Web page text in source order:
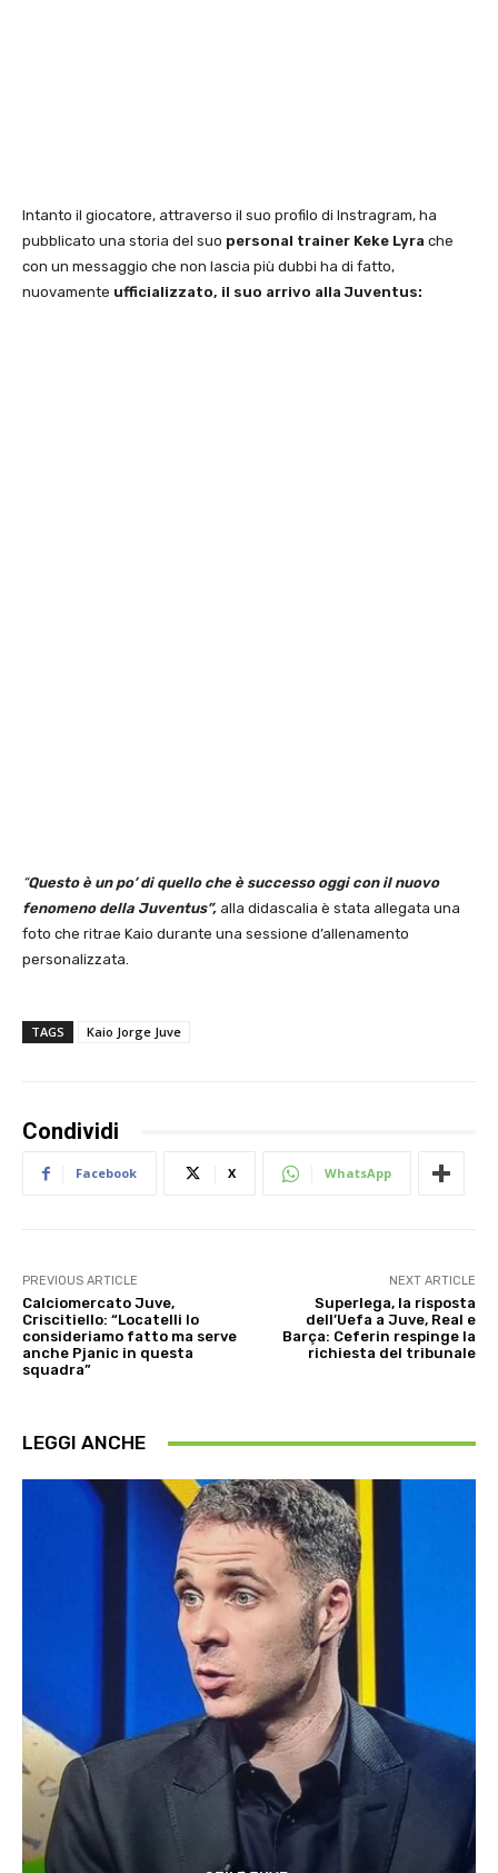
Intanto il giocatore, attraverso il suo profilo di Instragram, ha
pubblicato una storia del suo personal trainer Keke Lyra che
con un messaggio che non lascia più dubbi ha di fatto,
nuovamente ufficializzato, il suo arrivo alla Juventus:
“Questo è un po’ di quello che è successo oggi con il nuovo
fenomeno della Juventus”, alla didascalia è stata allegata una
foto che ritrae Kaio durante una sessione d’allenamento
personalizzata.
TAGS Kaio Jorge Juve
Condividi
Facebook X WhatsApp
PREVIOUS ARTICLE
Calciomercato Juve,
Criscitiello: “Locatelli lo
consideriamo fatto ma serve
anche Pjanic in questa
squadra”
NEXT ARTICLE
Superlega, la risposta
dell’Uefa a Juve, Real e
Barça: Ceferin respinge la
richiesta del tribunale
LEGGI ANCHE